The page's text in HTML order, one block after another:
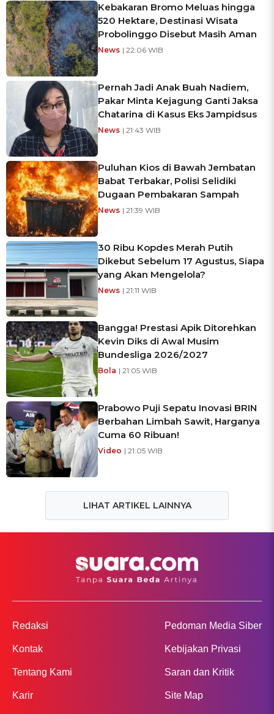
Kebakaran Bromo Meluas hingga
520 Hektare, Destinasi Wisata
Probolinggo Disebut Masih Aman
News | 22:06 WIB
Pernah Jadi Anak Buah Nadiem,
Pakar Minta Kejagung Ganti Jaksa
Chatarina di Kasus Eks Jampidsus
News | 21:43 WIB
Puluhan Kios di Bawah Jembatan
Babat Terbakar, Polisi Selidiki
Dugaan Pembakaran Sampah
News | 21:39 WIB
30 Ribu Kopdes Merah Putih
Dikebut Sebelum 17 Agustus, Siapa
yang Akan Mengelola?
News | 21:11 WIB
Bangga! Prestasi Apik Ditorehkan
Kevin Diks di Awal Musim
Bundesliga 2026/2027
Bola | 21:05 WIB
Prabowo Puji Sepatu Inovasi BRIN
Berbahan Limbah Sawit, Harganya
Cuma 60 Ribuan!
Video | 21:05 WIB
LIHAT ARTIKEL LAINNYA
Redaksi
Kontak
Tentang Kami
Karir
Pedoman Media Siber
Kebijakan Privasi
Saran dan Kritik
Site Map